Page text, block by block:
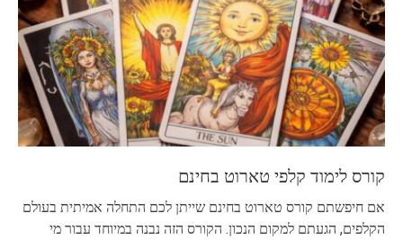
קורס לימוד קלפי טארוט בחינם
אם חיפשתם קורס טארוט בחינם שייתן לכם התחלה אמיתית בעולם
הקלפים, הגעתם למקום הנכון. הקורס הזה נבנה במיוחד עבור מי